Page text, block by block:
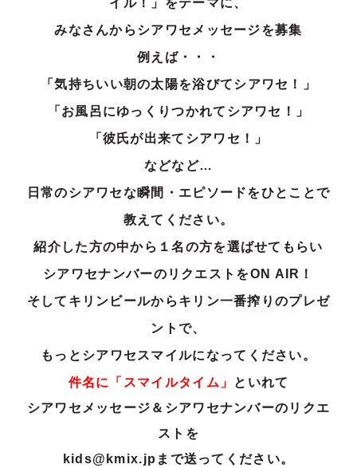
イル！」をテーマに、
みなさんからシアワセメッセージを募集
例えば・・・
「気持ちいい朝の太陽を浴びてシアワセ！」
「お風呂にゆっくりつかれてシアワセ！」
「彼氏が出来てシアワセ！」
などなど…
日常のシアワセな瞬間・エピソードをひとことで
教えてください。
紹介した方の中から１名の方を選ばせてもらい
シアワセナンバーのリクエストをON AIR！
そしてキリンビールからキリン一番搾りのプレゼ
ントで、
もっとシアワセスマイルになってください。
件名に「スマイルタイム」
といれて
シアワセメッセージ＆シアワセナンバーのリクエ
ストを
kids@kmix.jpまで送ってください。